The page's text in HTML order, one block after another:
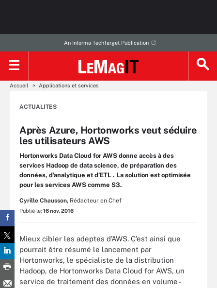
An Informa TechTarget Publication
Accueil Applications et services
ACTUALITES
Après Azure, Hortonworks veut séduire
les utilisateurs AWS
Hortonworks Data Cloud for AWS donne accès à des
services Hadoop de data science, de préparation des
données, d’analytique et d’ETL . La solution est optimisée
pour les services AWS comme S3.
Cyrille Chausson, Rédacteur en Chef
Publié le: 16 nov. 2016
Mieux cibler les adeptes d’AWS. C’est ainsi que
pourrait être résumé le lancement par
Hortonworks, le spécialiste de la distribution
Hadoop, de Hortonworks Data Cloud for AWS, un
service de traitement des données en volume -